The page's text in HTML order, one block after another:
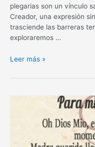
plegarias son un vínculo
Creador, una expresión
trasciende las barreras
exploraremos …
Oraciones
Fortaleza
Leer más »